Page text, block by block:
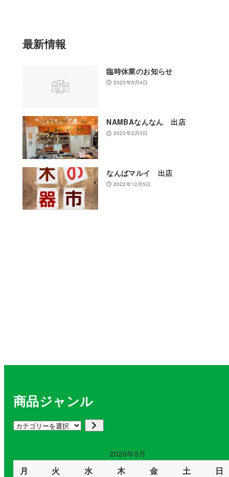
最新情報
臨時休業のお知らせ
2023年5月4日
NAMBAなんなん 出店
2023年2月3日
なんばマルイ 出店
2022年12月5日
商品ジャンル
カ
リ
ー
2026年8月
月 火 水 木 金 土 日